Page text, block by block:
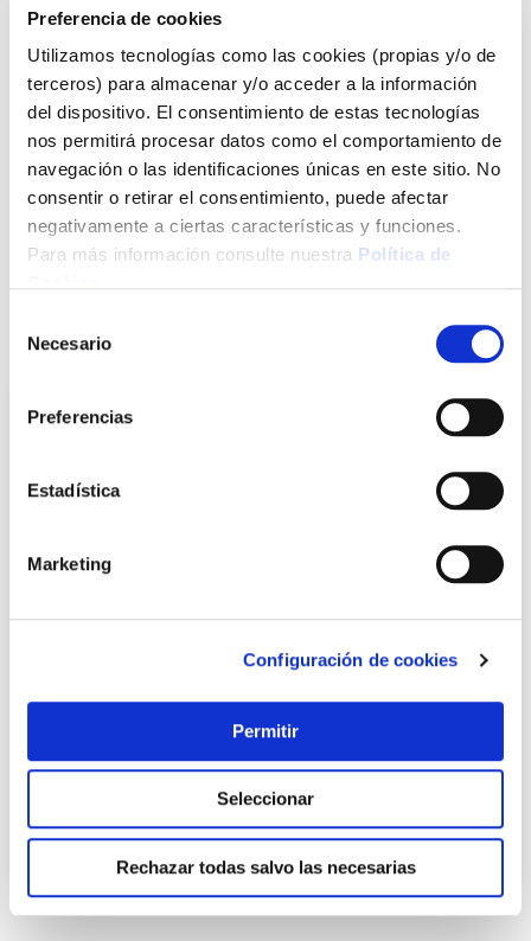
Preferencia de cookies
Utilizamos tecnologías como las cookies (propias y/o de
terceros) para almacenar y/o acceder a la información
del dispositivo. El consentimiento de estas tecnologías
nos permitirá procesar datos como el comportamiento de
navegación o las identificaciones únicas en este sitio. No
consentir o retirar el consentimiento, puede afectar
negativamente a ciertas características y funciones.
Para más información consulte nuestra Política de
Necesario
Preferencias
Estadística
Marketing
Configuración de cookies
Permitir
Seleccionar
Rechazar todas salvo las necesarias
Click&Collect - Recogida gratis
en nuestras tiendas
Envío a domicilio:
5 días hábiles
+ INFO
También te puede interesar
Clavo adhesivo sms ajustable removible azulejos 4 kg
8,58 €
Añadir al carrito